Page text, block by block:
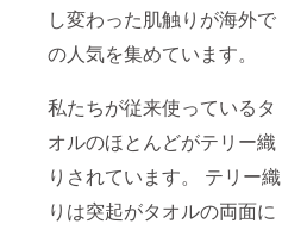
し変わった肌触りが海外で
の人気を集めています。
私たちが従来使っているタ
オルのほとんどがテリー織
りされています。 テリー織
りは突起がタオルの両面に